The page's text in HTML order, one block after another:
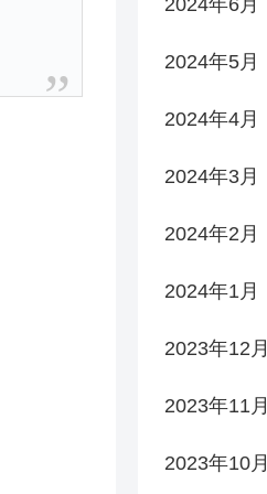
2024年5月
2024年4月
2024年3月
2024年2月
2024年1月
2023年12月
2023年11月
2023年10月